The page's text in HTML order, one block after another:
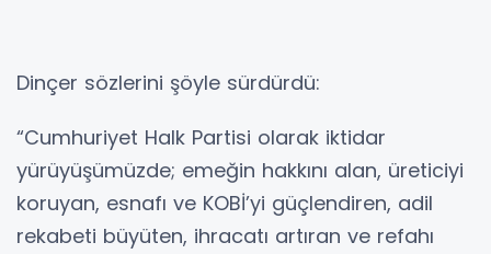
Dinçer sözlerini şöyle sürdürdü:
“Cumhuriyet Halk Partisi olarak iktidar
yürüyüşümüzde; emeğin hakkını alan, üreticiyi
koruyan, esnafı ve KOBİ’yi güçlendiren, adil
rekabeti büyüten, ihracatı artıran ve refahı